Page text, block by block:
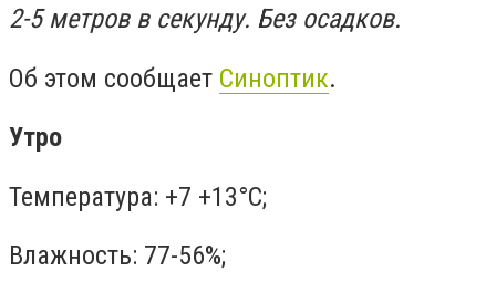
2-5 метров в секунду. Без осадков.
Об этом сообщает Синоптик.
Утро
Температура: +7 +13°C;
Влажность: 77-56%;